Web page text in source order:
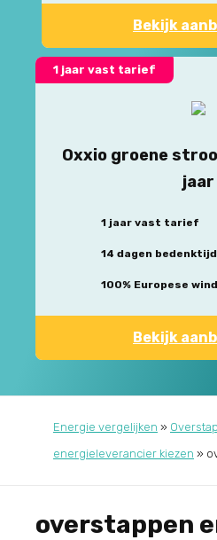
Bekijk
1 jaar vast tarief
Oxxio groene
jaar
1 jaar vast tarief
14 dagen bedenktijd
100% Europese
Bekijk
Energie vergelijken »
energieleverancier kiezen »
overstappen